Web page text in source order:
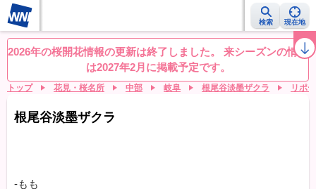
検索 現在地
桜レーダー 名所ランキング 桜開花予想NEWS お花見動画 目的別
2026年の桜開花情報の更新は終了しました。 来シーズンの情報
は2027年2月に掲載予定です。
トップ 花見・桜名所 中部 岐阜 根尾谷淡墨ザクラ リポ
根尾谷淡墨ザクラ
-もも